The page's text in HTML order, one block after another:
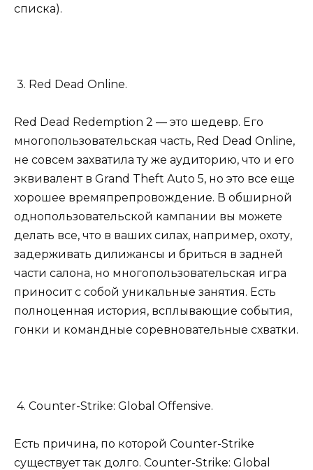
списка).
3. Red Dead Online.
Red Dead Redemption 2 — это шедевр. Его
многопользовательская часть, Red Dead Online,
не совсем захватила ту же аудиторию, что и его
эквивалент в Grand Theft Auto 5, но это все еще
хорошее времяпрепровождение. В обширной
однопользовательской кампании вы можете
делать все, что в ваших силах, например, охоту,
задерживать дилижансы и бриться в задней
части салона, но многопользовательская игра
приносит с собой уникальные занятия. Есть
полноценная история, всплывающие события,
гонки и командные соревновательные схватки.
4. Counter-Strike: Global Offensive.
Есть причина, по которой Counter-Strike
существует так долго. Counter-Strike: Global